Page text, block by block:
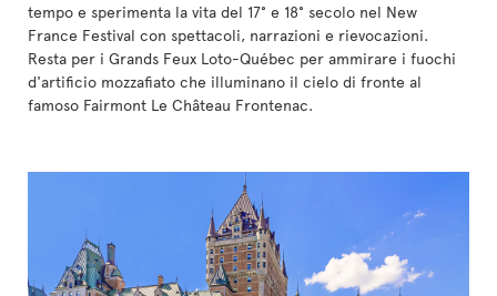
tempo e sperimenta la vita del 17° e 18° secolo nel New
France Festival con spettacoli, narrazioni e rievocazioni.
Resta per i Grands Feux Loto-Québec per ammirare i fuochi
d'artificio mozzafiato che illuminano il cielo di fronte al
famoso Fairmont Le Château Frontenac.